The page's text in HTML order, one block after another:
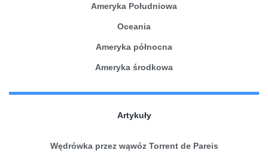
Ameryka Południowa
Oceania
Ameryka północna
Ameryka środkowa
Artykuły
Wędrówka przez wąwóz Torrent de Pareis